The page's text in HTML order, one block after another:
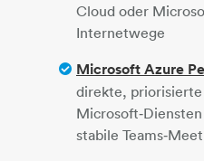
Cloud oder
Internetwege
Microsoft Azure
direkte, priorisierte
stabile